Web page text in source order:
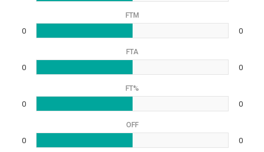
FTM
0 0
FTA
0 0
FT%
0 0
OFF
0 0